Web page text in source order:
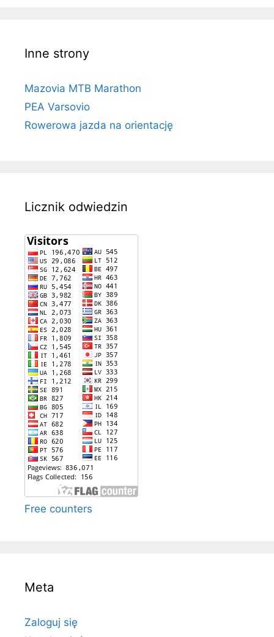
Inne strony
Mazovia MTB Marathon
PEA Varsovio
Rowerowa jazda na orientację
Licznik odwiedzin
Free counters
Meta
Zaloguj się